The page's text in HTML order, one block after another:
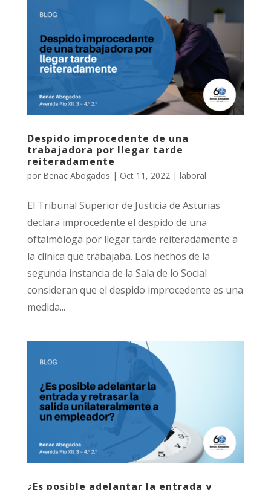
Despido improcedente de una
trabajadora por llegar tarde
reiteradamente
por Benac Abogados | Oct 11, 2022| laboral
El Tribunal Superior de Justicia de Asturias
declara improcedente el despido de una
oftalmóloga por llegar tarde reiteradamente a
la clínica que trabajaba. Los hechos de la
segunda instancia de la Sala de lo Social
consideran que el despido improcedente es una
medida...
¿Es posible adelantar la entrada y